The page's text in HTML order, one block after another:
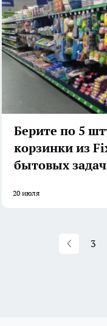
Берите по 5
корзинки из
бытовых
20 июля
3